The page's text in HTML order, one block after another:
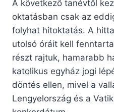
A következő tanévtől
oktatásban csak az
folyhat hitoktatás. A
utolsó óráit kell
részt rajtuk, hamarabb
katolikus egyház jogi
döntés ellen, mivel a
Lengyelország és a